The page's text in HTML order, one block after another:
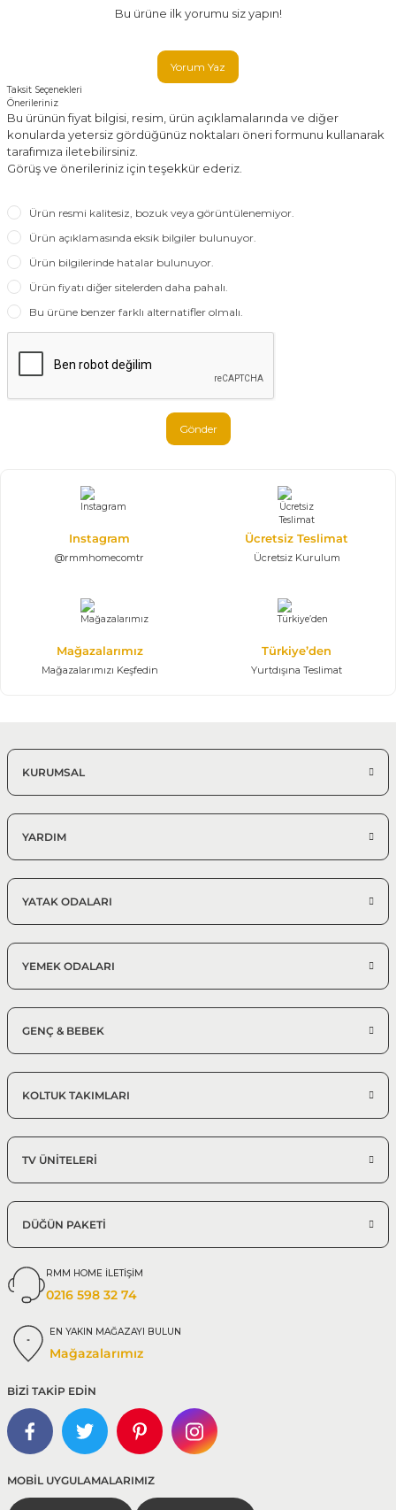
Bu ürüne ilk yorumu siz yapın!
Yorum Yaz
Taksit Seçenekleri
Önerileriniz
Bu ürünün fiyat bilgisi, resim, ürün açıklamalarında ve diğer
konularda yetersiz gördüğünüz noktaları öneri formunu kullanarak
tarafımıza iletebilirsiniz.
Görüş ve önerileriniz için teşekkür ederiz.
Ürün resmi kalitesiz, bozuk veya görüntülenemiyor.
Ürün açıklamasında eksik bilgiler bulunuyor.
Ürün bilgilerinde hatalar bulunuyor.
Ürün fiyatı diğer sitelerden daha pahalı.
Bu ürüne benzer farklı alternatifler olmalı.
Gönder
Instagram
@rmmhomecomtr
Ücretsiz Teslimat
Ücretsiz Kurulum
Mağazalarımız
Mağazalarımızı Keşfedin
Türkiye’den
Yurtdışına Teslimat
KURUMSAL
YARDIM
YATAK ODALARI
YEMEK ODALARI
GENÇ & BEBEK
KOLTUK TAKIMLARI
TV ÜNİTELERİ
DÜĞÜN PAKETİ
RMM HOME İLETİŞİM
0216 598 32 74
EN YAKIN MAĞAZAYI BULUN
Mağazalarımız
BİZİ TAKİP EDİN
MOBİL UYGULAMALARIMIZ